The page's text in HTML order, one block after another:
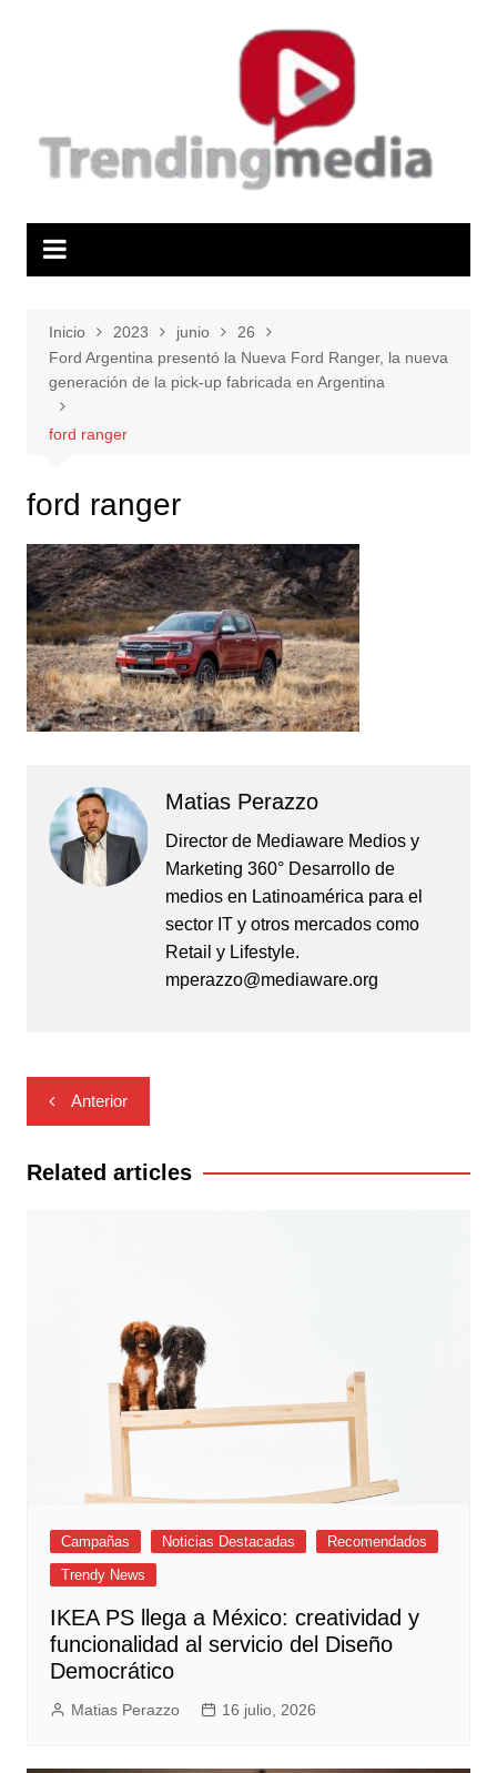
Inicio 2023 junio
26
Ford Argentina presentó la Nueva Ford Ranger, la nueva
generación de la pick-up fabricada en Argentina
ford ranger
ford ranger
Matias Perazzo
Director de Mediaware Medios y
Marketing 360° Desarrollo de
medios en Latinoamérica para el
sector IT y otros mercados como
Retail y Lifestyle.
mperazzo@mediaware.org
Navegación
de
entradas
Anterior
Related articles
Campañas Noticias Destacadas
Recomendados
Trendy News
IKEA PS llega a México: creatividad y
funcionalidad al servicio del Diseño
Democrático
Matias Perazzo 16 julio, 2026